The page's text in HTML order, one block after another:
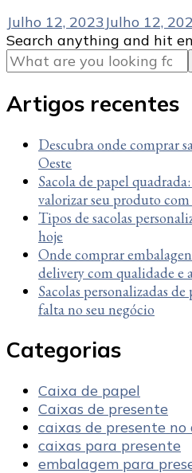
Julho 12, 2023 Julho 12,
Looking
for
Something?
Search anything and hit
Artigos recentes
Descubra onde comprar
Oeste
Sacola de papel
valorizar seu produto
Tipos de sacolas
hoje
Onde comprar
delivery com qualidade e
Sacolas personalizadas
falta no seu negócio
Categorias
Caixa de papel
Caixas de presente
caixas de presente no
caixas para presente
embalagem para